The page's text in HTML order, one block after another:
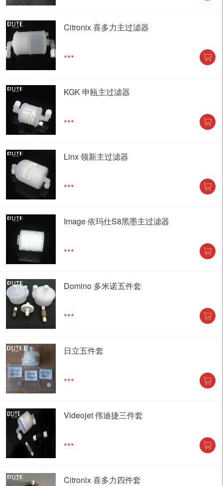
Citronix 喜多力主过滤器
***
KGK 申瓯主过滤器
***
Linx 领新主过滤器
***
Image 依玛仕S8黑墨主过滤器
***
Domino 多米诺五件套
***
日立五件套
***
Videojet 伟迪捷三件套
***
Citronix 喜多力四件套